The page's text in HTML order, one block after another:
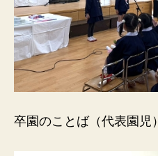
卒園のことば（代表園児）